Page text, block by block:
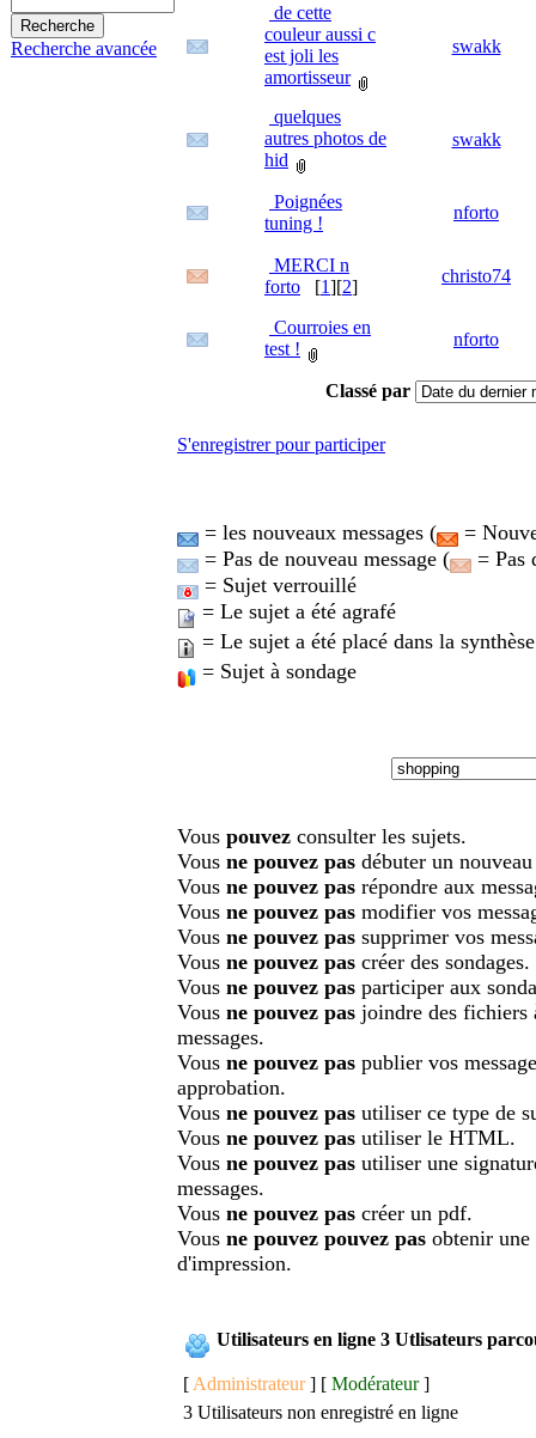
Recherche avancée
de cette
couleur aussi c
est joli les
amortisseur
swakk
quelques
autres photos de
hid
swakk
Poignées
tuning !
nforto
MERCI n
forto [1][2]
christo74
Courroies en
test !
nforto
Classé par
S'enregistrer pour participer
= les nouveaux messages (
=
= Pas de nouveau message (
= Pas
= Sujet verrouillé
= Le sujet a été agrafé
= Le sujet a été placé dans la
= Sujet à sondage
Vous pouvez consulter les sujets.
Vous ne pouvez pas débuter un
Vous ne pouvez pas répondre aux
Vous ne pouvez pas modifier vos
Vous ne pouvez pas supprimer vos
Vous ne pouvez pas créer des sondages.
Vous ne pouvez pas participer aux
Vous ne pouvez pas joindre des fichiers
messages.
Vous ne pouvez pas publier vos
approbation.
Vous ne pouvez pas utiliser ce type de
Vous ne pouvez pas utiliser le HTML.
Vous ne pouvez pas utiliser une
messages.
Vous ne pouvez pas créer un pdf.
Vous ne pouvez pouvez pas obtenir une
d'impression.
Utilisateurs en ligne 3 Utlisateurs
[ Administrateur] [ Modérateur]
3 Utilisateurs non enregistré en ligne